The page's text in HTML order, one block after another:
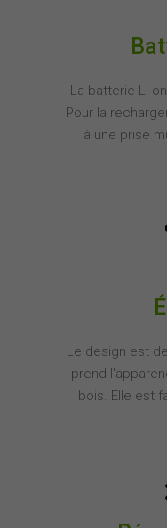
La batterie Li-
Pour la
à une prise
Le design est
prend
bois. Elle est